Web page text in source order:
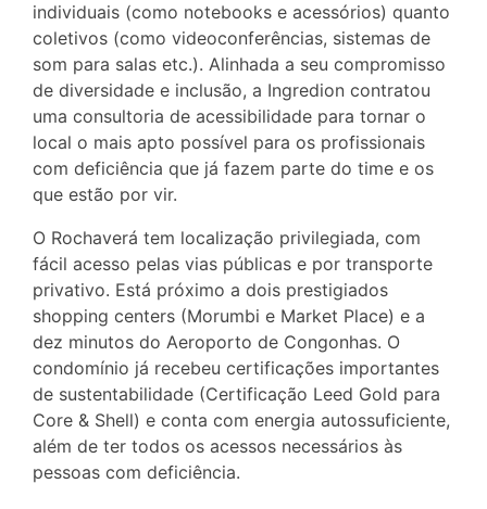
individuais (como notebooks e acessórios) quanto
coletivos (como videoconferências, sistemas de
som para salas etc.). Alinhada a seu compromisso
de diversidade e inclusão, a Ingredion contratou
uma consultoria de acessibilidade para tornar o
local o mais apto possível para os profissionais
com deficiência que já fazem parte do time e os
que estão por vir.
O Rochaverá tem localização privilegiada, com
fácil acesso pelas vias públicas e por transporte
privativo. Está próximo a dois prestigiados
shopping centers (Morumbi e Market Place) e a
dez minutos do Aeroporto de Congonhas. O
condomínio já recebeu certificações importantes
de sustentabilidade (Certificação Leed Gold para
Core & Shell) e conta com energia autossuficiente,
além de ter todos os acessos necessários às
pessoas com deficiência.